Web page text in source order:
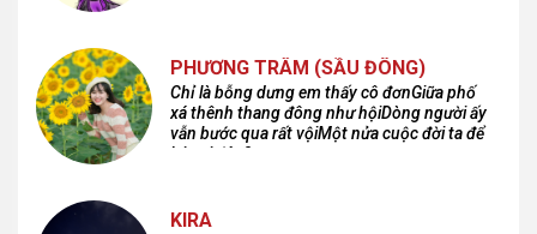
PHƯƠNG TRÂM (SẦU ĐÔNG)
Chỉ là bỗng dưng em thấy cô đơnGiữa phố
xá thênh thang đông như hộiDòng người ấy
vẫn bước qua rất vộiMột nửa cuộc đời ta để
lại nơi đâu?
KIRA